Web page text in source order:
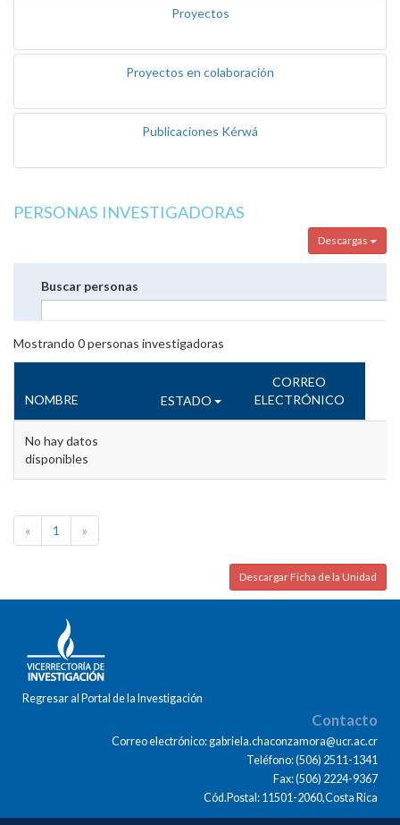
Proyectos
Proyectos en colaboración
Publicaciones Kérwá
PERSONAS INVESTIGADORAS
Descargas
Buscar personas
Mostrando 0personas investigadoras
NOMBRE ESTADO
CORREO
ELECTRÓNICO
No hay datos
disponibles
« 1 »
Descargar Ficha de la Unidad
Regresar al Portal de la Investigación
Contacto
Correo electrónico: gabriela.chaconzamora@ucr.ac.cr
Teléfono: (506) 2511-1341
Fax: (506) 2224-9367
Cód.Postal: 11501-2060,Costa Rica